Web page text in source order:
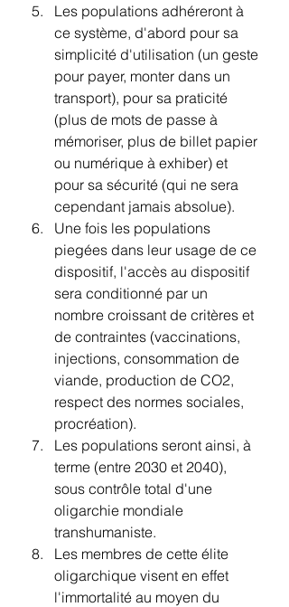
Les populations adhéreront à
ce système, d'abord pour sa
simplicité d'utilisation (un geste
pour payer, monter dans un
transport), pour sa praticité
(plus de mots de passe à
mémoriser, plus de billet papier
ou numérique à exhiber) et
pour sa sécurité (qui ne sera
cependant jamais absolue).
Une fois les populations
piegées dans leur usage de ce
dispositif, l'accès au dispositif
sera conditionné par un
nombre croissant de critères et
de contraintes (vaccinations,
injections, consommation de
viande, production de CO2,
respect des normes sociales,
procréation).
Les populations seront ainsi, à
terme (entre 2030 et 2040),
sous contrôle total d'une
oligarchie mondiale
transhumaniste.
Les membres de cette élite
oligarchique visent en effet
l'immortalité au moyen du